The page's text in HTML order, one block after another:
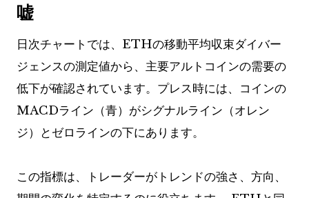
嘘
日次チャートでは、ETHの移動平均収束ダイバー
ジェンスの測定値から、主要アルトコインの需要の
低下が確認されています。プレス時には、コインの
MACDライン（青）がシグナルライン（オレン
ジ）とゼロラインの下にあります。
この指標は、トレーダーがトレンドの強さ、方向、